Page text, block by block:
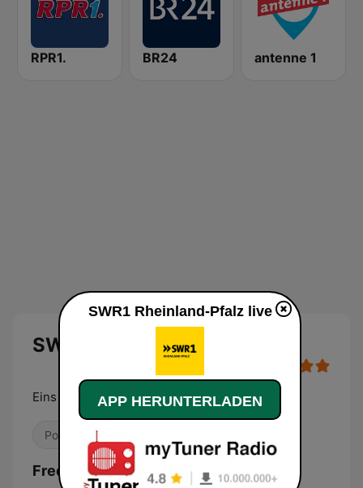
RPR1. BR24 antenne 1
SWR1 Rheinland-Pfalz
Eins gehört - gehört. SWR1.
Pop / Top 40
Frequenzen SWR1 Rheinland-Pfalz:
SWR1 Rheinland-Pfalz live
APP HERUNTERLADEN